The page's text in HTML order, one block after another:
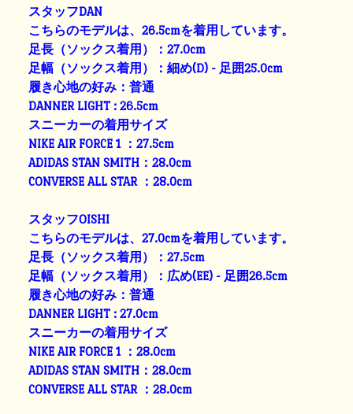
スタッフDAN
こちらのモデルは、26.5cmを着用しています。
足長（ソックス着用）：27.0cm
足幅（ソックス着用）：細め(D) - 足囲25.0cm
履き心地の好み：普通
DANNER LIGHT : 26.5cm
スニーカーの着用サイズ
NIKE AIR FORCE 1 ：27.5cm
ADIDAS STAN SMITH：28.0cm
CONVERSE ALL STAR ：28.0cm
スタッフOISHI
こちらのモデルは、27.0cmを着用しています。
足長（ソックス着用）：27.5cm
足幅（ソックス着用）：広め(EE) - 足囲26.5cm
履き心地の好み：普通
DANNER LIGHT : 27.0cm
スニーカーの着用サイズ
NIKE AIR FORCE 1 ：28.0cm
ADIDAS STAN SMITH：28.0cm
CONVERSE ALL STAR ：28.0cm